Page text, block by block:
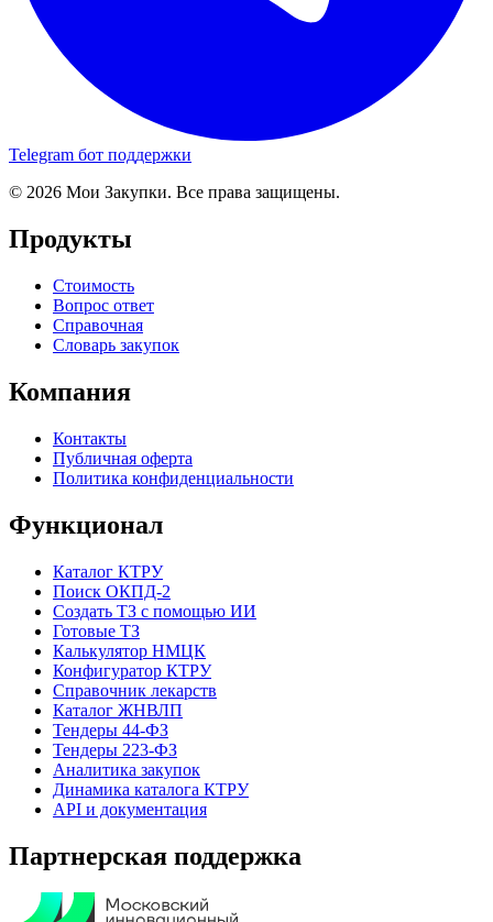
Telegram бот поддержки
© 2026 Мои Закупки. Все права защищены.
Продукты
Стоимость
Вопрос ответ
Справочная
Словарь закупок
Компания
Контакты
Публичная оферта
Политика конфиденциальности
Функционал
Каталог КТРУ
Поиск ОКПД-2
Создать ТЗ с помощью ИИ
Готовые ТЗ
Калькулятор НМЦК
Конфигуратор КТРУ
Справочник лекарств
Каталог ЖНВЛП
Тендеры 44-ФЗ
Тендеры 223-ФЗ
Аналитика закупок
Динамика каталога КТРУ
API и документация
Партнерская поддержка